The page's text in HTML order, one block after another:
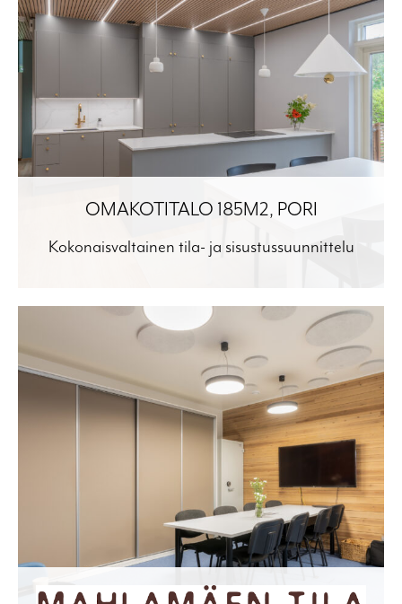
OMAKOTITALO 185M2, PORI
Kokonaisvaltainen tila- ja sisustussuunnittelu